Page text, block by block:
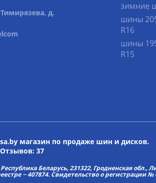
д.
зимние
шины
R16
шины
R15
магазин по продаже шин и дисков.
Отзывов: 37
Беларусь, 231322, Гродненская обл.,
− 407874. Свидетельство о регистрации №